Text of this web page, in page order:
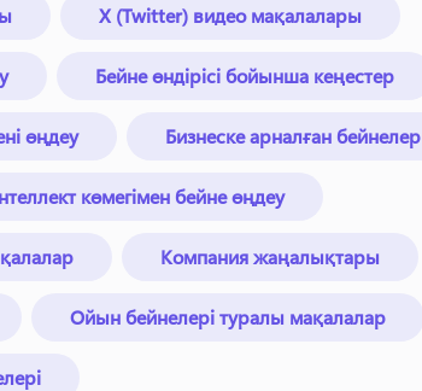
X (Twitter) видео мақалалары
Бейне өндірісі бойынша кеңестер
өңдеу Бизнеске арналған бейнелер
көмегімен бейне өңдеу
Компания жаңалықтары
Ойын бейнелері туралы мақалалар